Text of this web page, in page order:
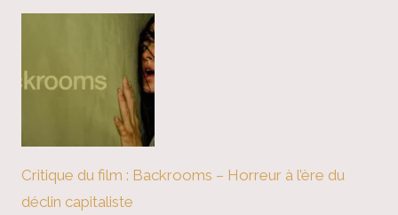
Critique du film : Backrooms – Horreur à l’ère du
déclin capitaliste